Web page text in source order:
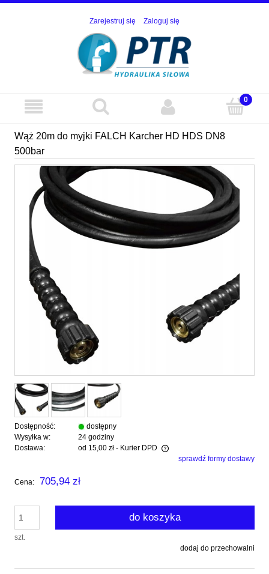
Zarejestruj się Zaloguj się
Wąż 20m do myjki FALCH Karcher HD HDS DN8
500bar
Dostępność:
dostępny
Wysyłka w:
24 godziny
Dostawa:
od 15,00 zł - Kurier DPD
Cena nie zawiera ewentualnych kosztów płatnościsprawdź formy dostawy
Cena: 705,94 zł
szt.
do koszyka
dodaj do przechowalni